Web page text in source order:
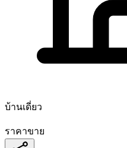
บ้านเดี่ยว
ราคาขาย